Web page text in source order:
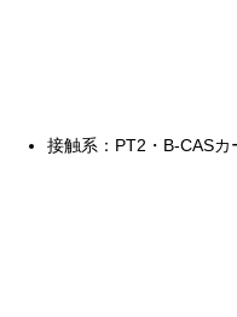
接触系：PT2・B-CASカ